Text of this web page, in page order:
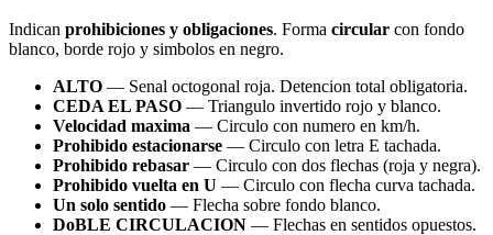
Indican prohibiciones y obligaciones. Forma circular con fondo
blanco, borde rojo y simbolos en negro.
ALTO — Senal octogonal roja. Detencion total obligatoria.
CEDA EL PASO — Triangulo invertido rojo y blanco.
Velocidad maxima — Circulo con numero en km/h.
Prohibido estacionarse — Circulo con letra E tachada.
Prohibido rebasar — Circulo con dos flechas (roja y negra).
Prohibido vuelta en U — Circulo con flecha curva tachada.
Un solo sentido — Flecha sobre fondo blanco.
DoBLE CIRCULACION — Flechas en sentidos opuestos.